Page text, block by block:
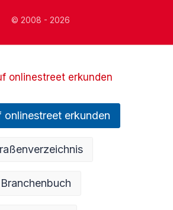
© 2008 - 2026
onlinestreet erkunden
Branchenbuch